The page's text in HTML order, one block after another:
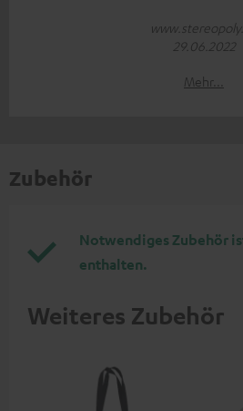
29.06.2022
Mehr...
Zubehör
Notwendiges Zubehör
enthalten.
Weiteres Zubehör